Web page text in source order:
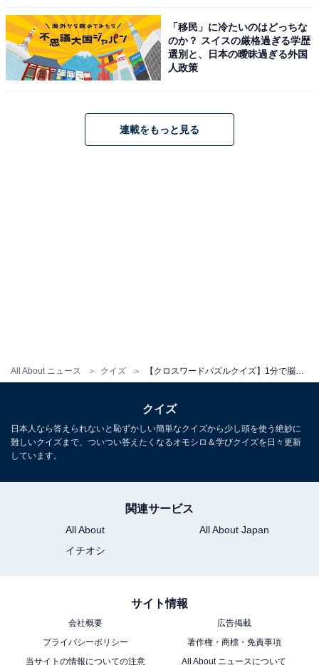
All About ニュース クイズ
「移民」に冷たいのはどっちな
のか？ スイスの厳格過ぎる学歴
選別と、日本の曖昧過ぎる外国
人政策
連載をもっと見る
クイズ
日本人なら答えられないと恥ずかしい簡単なクイズから少し頭を使う絶妙に
難しいクイズまで、ついつい答えたくなるオモシロ＆学びクイズを日々更新
しています。
関連サービス
All About
All About Japan
イチオシ
サイト情報
会社概要
広告掲載
プライバシーポリシー
著作権・商標・免責事項
当サイトの情報についての注意
All About ニュースについて